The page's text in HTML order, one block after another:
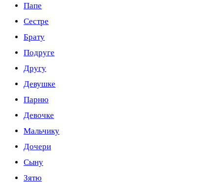
Папе
Сестре
Брату
Подруге
Другу
Девушке
Парню
Девочке
Мальчику
Дочери
Сыну
Зятю